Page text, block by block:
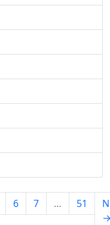
6 7 … 51